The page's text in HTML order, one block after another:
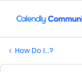
How Do I...?